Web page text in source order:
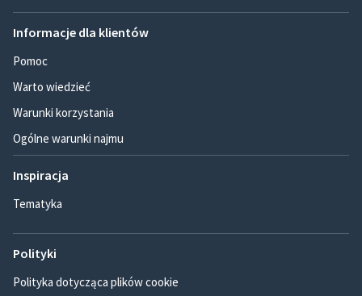
Informacje dla klientów
Pomoc
Warto wiedzieć
Warunki korzystania
Ogólne warunki najmu
Inspiracja
Tematyka
Polityki
Polityka dotycząca plików cookie